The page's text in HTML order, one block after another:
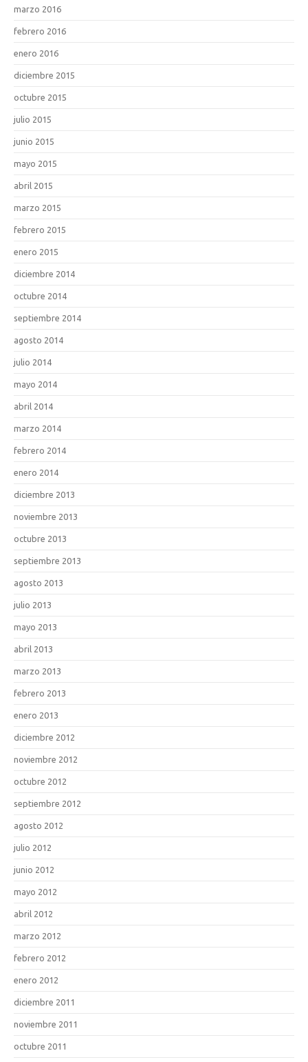
marzo 2016
febrero 2016
enero 2016
diciembre 2015
octubre 2015
julio 2015
junio 2015
mayo 2015
abril 2015
marzo 2015
febrero 2015
enero 2015
diciembre 2014
octubre 2014
septiembre 2014
agosto 2014
julio 2014
mayo 2014
abril 2014
marzo 2014
febrero 2014
enero 2014
diciembre 2013
noviembre 2013
octubre 2013
septiembre 2013
agosto 2013
julio 2013
mayo 2013
abril 2013
marzo 2013
febrero 2013
enero 2013
diciembre 2012
noviembre 2012
octubre 2012
septiembre 2012
agosto 2012
julio 2012
junio 2012
mayo 2012
abril 2012
marzo 2012
febrero 2012
enero 2012
diciembre 2011
noviembre 2011
octubre 2011